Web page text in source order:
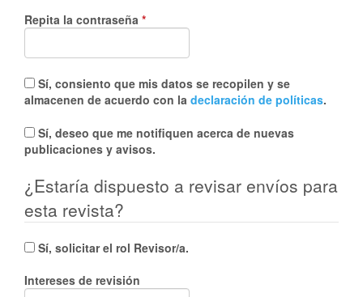
Repita la contraseña *Obligatorio
almacenen de acuerdo con la declaración de políticas.
publicaciones y avisos.
¿Estaría dispuesto a revisar envíos para
esta revista?
Sí, solicitar el rol Revisor/a.
Intereses de revisión